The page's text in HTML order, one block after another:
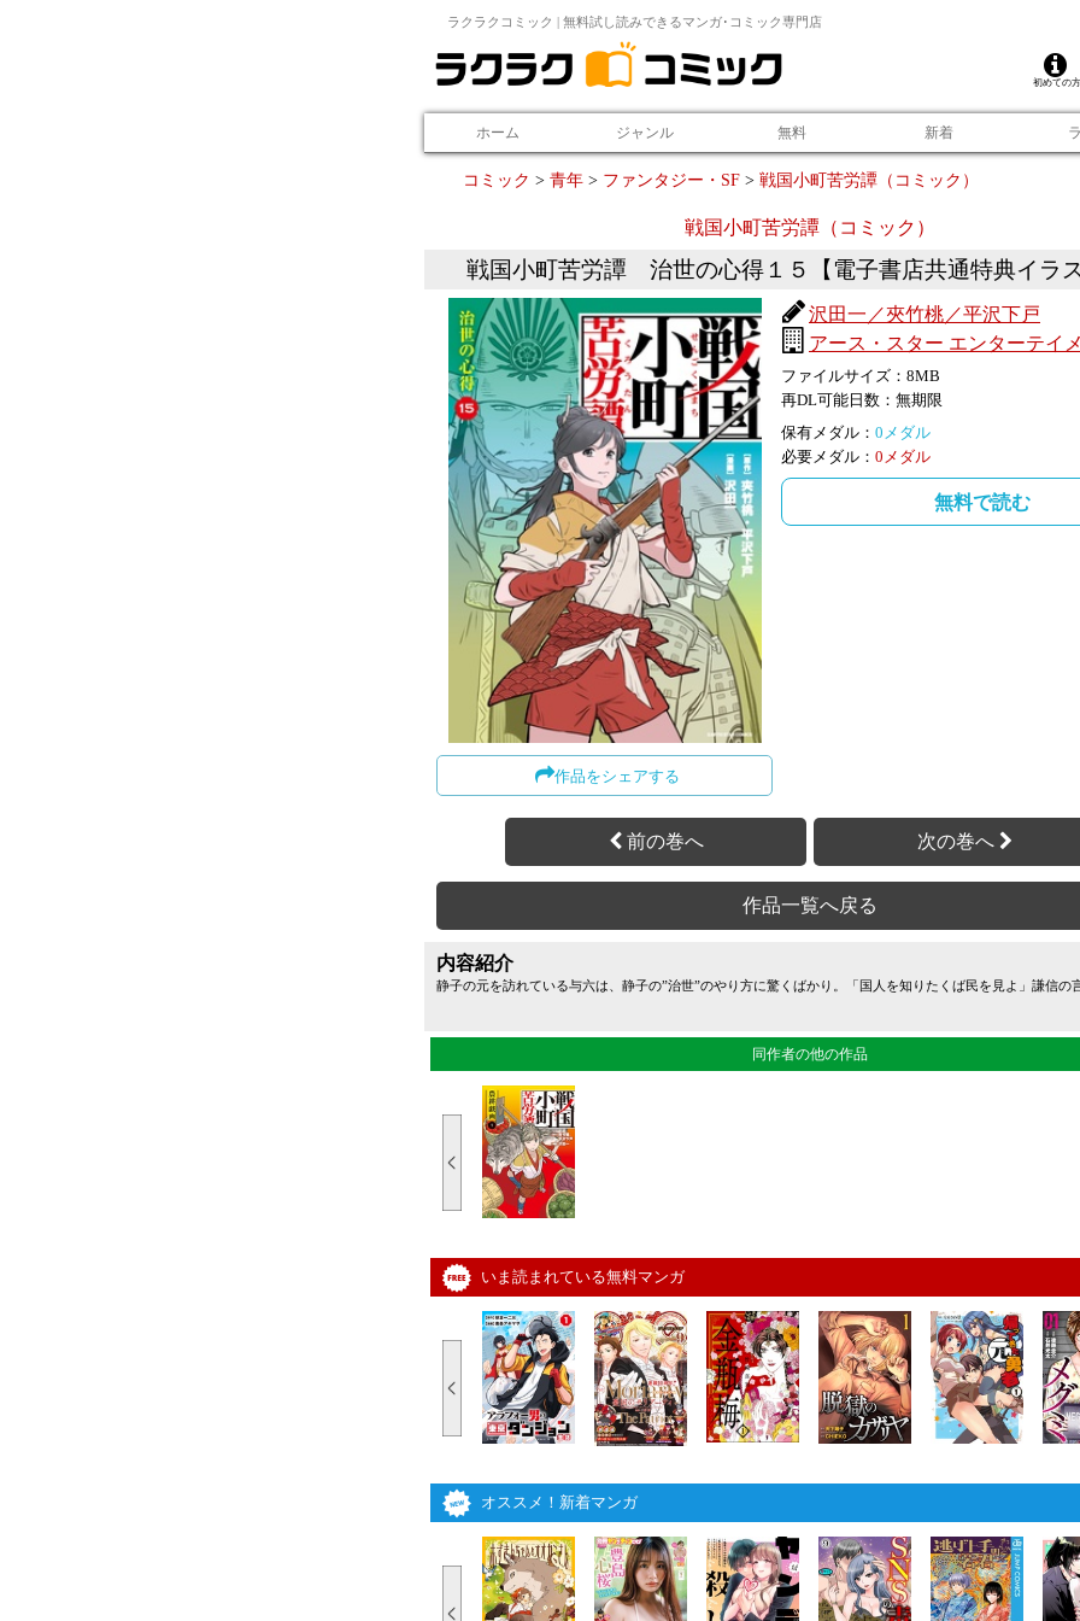
ラクラクコミック | 無料試し読みできるマンガ･コミック専門店
初めての
ホーム ジャンル 無料 新着
コミック > 青年 > ファンタジー・SF > 戦国小町苦労譚（コミック）
戦国小町苦労譚（コミック）
戦国小町苦労譚 治世の心得１５【電子書店共通特典イラ
作品をシェアする
沢田一／夾竹桃／平沢下戸
アース・スター エンターテイ
ファイルサイズ： 8MB
再DL可能日数： 無期限
保有メダル： 0 メダル
必要メダル： 0 メダル
無料で読む
前の巻へ 次の巻へ
作品一覧へ戻る
内容紹介
静子の元を訪れている与六は、静子の”治世”のやり方に驚くばかり。「国人を知りたくば民を見よ」謙信の
同作者の他の作品
いま読まれている無料マンガ
オススメ！新着マンガ